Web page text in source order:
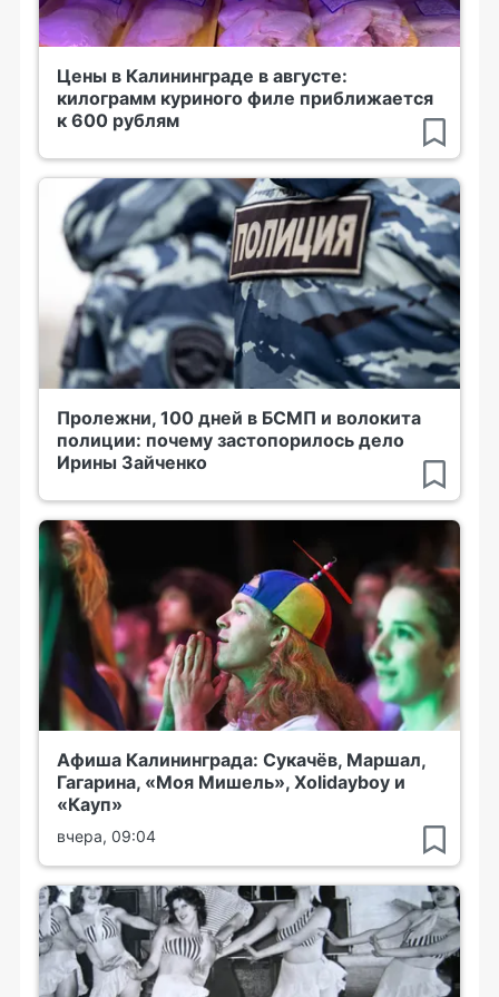
Цены в Калининграде в августе:
килограмм куриного филе приближается
к 600 рублям
Пролежни, 100 дней в БСМП и волокита
полиции: почему застопорилось дело
Ирины Зайченко
Афиша Калининграда: Сукачёв, Маршал,
Гагарина, «Моя Мишель», Xolidayboy и
«Кауп»
вчера, 09:04